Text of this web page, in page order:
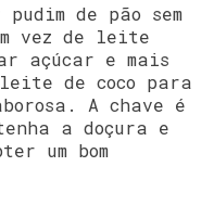
de pão sem
vez de leite
açúcar e mais
de coco para
A chave é
a doçura e
um bom